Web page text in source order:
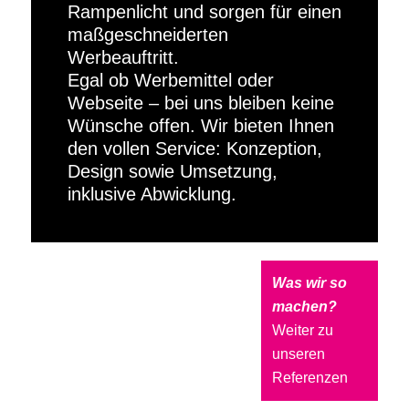
Rampenlicht und sorgen für einen
maßgeschneiderten
Werbeauftritt.
Egal ob Werbemittel oder
Webseite – bei uns bleiben keine
Wünsche offen. Wir bieten Ihnen
den vollen Service: Konzeption,
Design sowie Umsetzung,
inklusive Abwicklung.
Was wir so
machen?
Weiter zu
unseren
Referenzen